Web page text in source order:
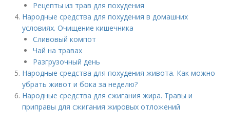
Рецепты из трав для похудения
Народные средства для похудения в домашних
условиях. Очищение кишечника
Сливовый компот
Чай на травах
Разгрузочный день
Народные средства для похудения живота. Как можно
убрать живот и бока за неделю?
Народные средства для сжигания жира. Травы и
приправы для сжигания жировых отложений